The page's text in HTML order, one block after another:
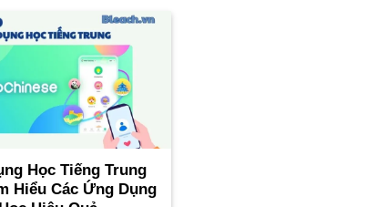
Học Tiếng Trung
Hiểu Các Ứng Dụng